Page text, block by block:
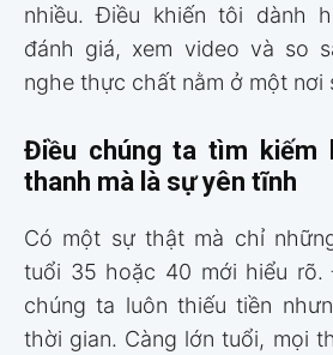
nhiều. Điều khiến tôi dành
đánh giá, xem video và so
nghe thực chất nằm ở một nơi
Điều chúng ta tìm kiếm
thanh mà là sự yên tĩnh
Có một sự thật mà chỉ
tuổi 35 hoặc 40 mới hiểu
chúng ta luôn thiếu tiền
thời gian. Càng lớn tuổi, mọi